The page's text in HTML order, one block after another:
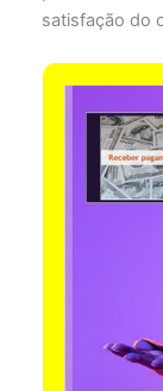
satisfação do